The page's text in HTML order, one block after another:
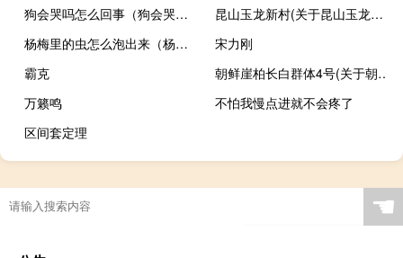
狗会哭吗怎么回事（狗会哭吗）
昆山玉龙新村(关于昆山玉龙新村的简介)
杨梅里的虫怎么泡出来（杨梅里的虫怎么弄出来）
宋力刚
霸克
朝鲜崖柏长白群体4号(关于朝鲜崖柏长白群体4号的简介)
万籁鸣
不怕我慢点进就不会疼了
区间套定理
☚